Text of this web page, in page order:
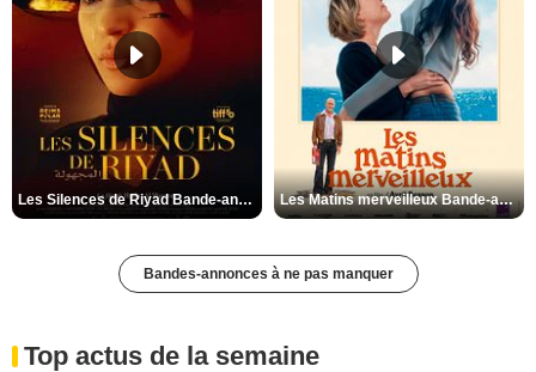
Les Silences de Riyad Bande-annonce VO STFR Les Matins merveilleux Bande-annonce VF
Bandes-annonces à ne pas manquer
Top actus de la semaine